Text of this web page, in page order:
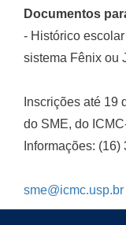
Documentos
- Histórico
sistema Fênix ou
Inscrições até 19
do SME, do
Informações: (16)
sme@icmc.usp.br